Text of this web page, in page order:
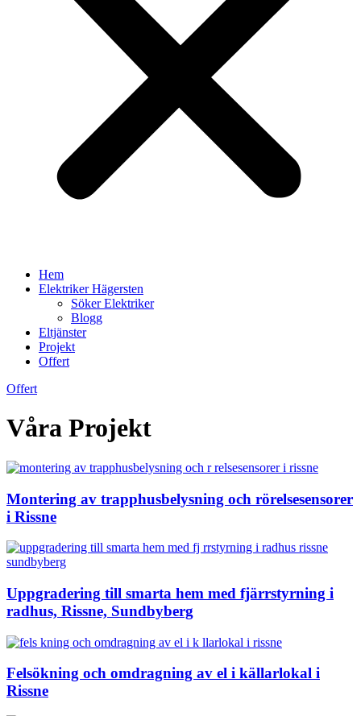
Hem
Elektriker Hägersten
Söker Elektriker
Blogg
Eltjänster
Projekt
Offert
Offert
Våra Projekt
Montering av trapphusbelysning och rörelsesensorer
i Rissne
Uppgradering till smarta hem med fjärrstyrning i
radhus, Rissne, Sundbyberg
Felsökning och omdragning av el i källarlokal i
Rissne